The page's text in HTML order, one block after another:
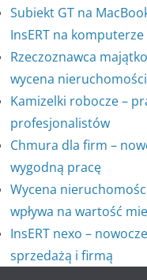
Subiekt GT na
InsERT na komputerze
Rzeczoznawca
wycena
Kamizelki robocze –
profesjonalistów
Chmura dla firm –
wygodną pracę
Wycena
wpływa na wartość
InsERT nexo –
sprzedażą i firmą